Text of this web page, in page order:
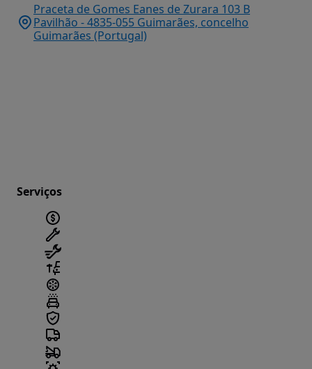
Praceta de Gomes Eanes de Zurara 103 B
Pavilhão - 4835-055 Guimarães, concelho
Guimarães (Portugal)
Serviços